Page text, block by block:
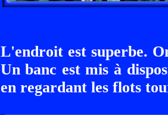
L'endroit est superbe.
Un banc est mis à
en regardant les flots